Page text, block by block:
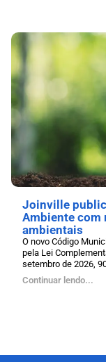
Joinville
Ambiente com
ambientais
O novo Código
pela Lei
setembro de 2026, 90
Continuar lendo...